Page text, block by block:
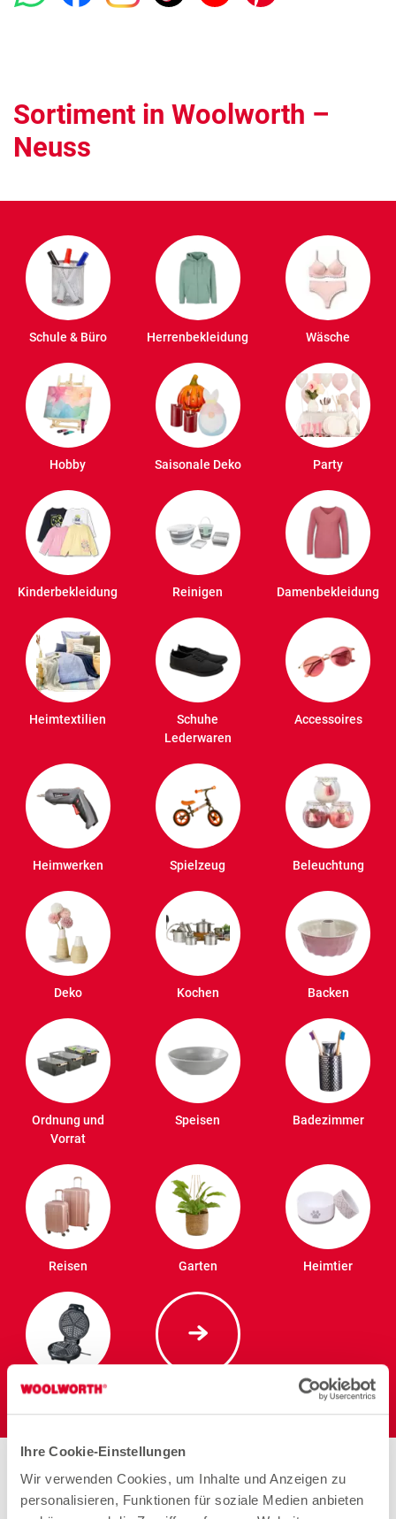
Ihre Cookie-Einstellungen
Wir verwenden Cookies, um Inhalte und Anzeigen zu
personalisieren, Funktionen für soziale Medien anbieten
Sortiment in Woolworth –
Neuss
Schule & Büro Herrenbekleidung Wäsche
Hobby Saisonale Deko Party
Kinderbekleidung Reinigen Damenbekleidung
Heimtextilien
Schuhe
Lederwaren
Accessoires
Heimwerken Spielzeug Beleuchtung
Deko Kochen Backen
Ordnung und
Vorrat
Speisen Badezimmer
Reisen Garten Heimtier
Elektro
Stores in der Nähe von
Woolworth – Neuss